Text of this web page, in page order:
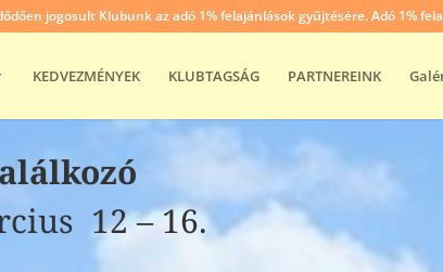
jogosult Klubunk az adó 1% felajánlások gyűjtésére. Adó 1%
KEDVEZMÉNYEK KLUBTAGSÁG PARTNEREINK
12 – 16.